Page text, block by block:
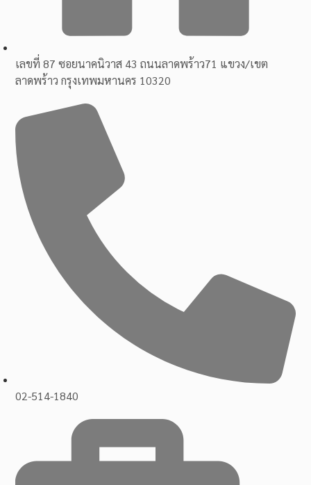
เลขที่ 87 ซอยนาคนิวาส 43 ถนนลาดพร้าว71 แขวง/เขต
ลาดพร้าว กรุงเทพมหานคร 10320
02-514-1840